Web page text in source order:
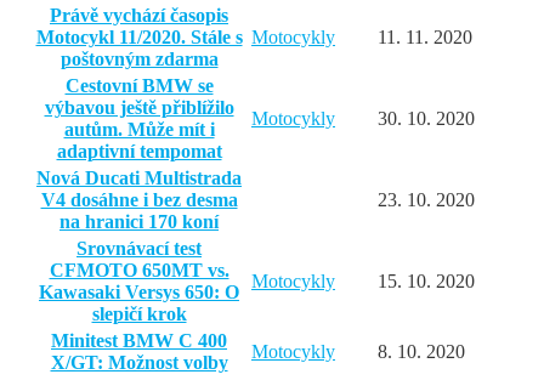
Právě vychází časopis
Motocykl 11/2020. Stále s
poštovným zdarma
Motocykly 11. 11. 2020
Cestovní BMW se
výbavou ještě přiblížilo
autům. Může mít i
adaptivní tempomat
Motocykly 30. 10. 2020
Nová Ducati Multistrada
V4 dosáhne i bez desma
na hranici 170 koní
23. 10. 2020
Srovnávací test
CFMOTO 650MT vs.
Kawasaki Versys 650: O
slepičí krok
Motocykly 15. 10. 2020
Minitest BMW C 400
X/GT: Možnost volby
Motocykly
8. 10. 2020